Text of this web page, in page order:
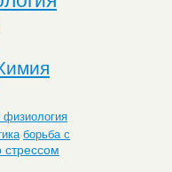
физиология
борьба с
стрессом